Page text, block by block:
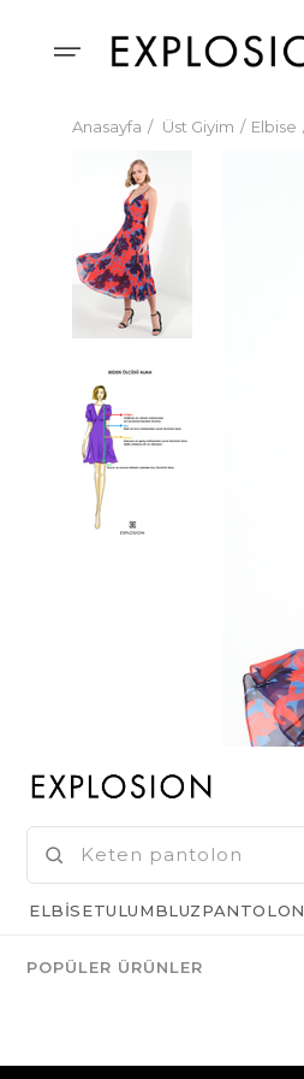
Anasayfa Üst Giyim Elbise
ELBISETULUMBLUZPANTOLON
POPÜLER ÜRÜNLER